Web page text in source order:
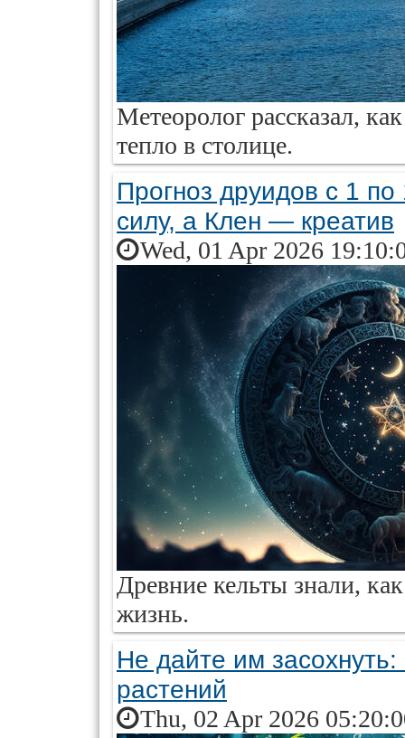
Метеоролог рассказал,
тепло в столице.
Прогноз друидов с 1
силу, а Клен — креатив
Wed, 01 Apr 2026
Древние кельты знали,
жизнь.
Не дайте им
растений
Thu, 02 Apr 2026